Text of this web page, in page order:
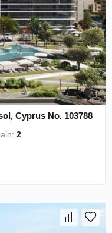
Cyprus No. 103788
2